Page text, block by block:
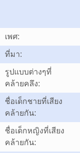
เพศ:
ที่มา:
รูปแบบต่างๆที่
คล้ายคลึง:
ชื่อเด็กชายที่เสียง
คล้ายกัน:
ชื่อเด็กหญิงที่เสียง
คล้ายกัน: